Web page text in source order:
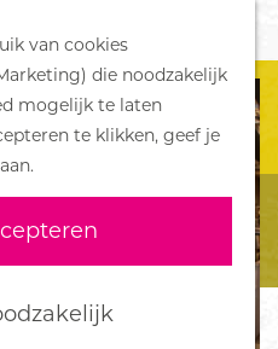
van cookies
die noodzakelijk
mogelijk te laten
te klikken, geef je